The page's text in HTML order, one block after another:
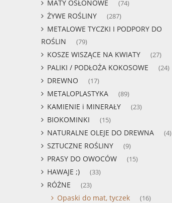
MATY OSŁONOWE (74)
ŻYWE ROŚLINY (287)
METALOWE TYCZKI I PODPORY DO
ROŚLIN
(79)
KOSZE WISZĄCE NA KWIATY (27)
PALIKI / PODŁOŻA KOKOSOWE (24)
DREWNO (17)
METALOPLASTYKA (89)
KAMIENIE i MINERAŁY (23)
BIOKOMINKI (15)
NATURALNE OLEJE DO DREWNA (4)
SZTUCZNE ROŚLINY (9)
PRASY DO OWOCÓW (15)
HAWAJE ;) (33)
RÓŻNE (23)
Opaski do mat, tyczek (16)